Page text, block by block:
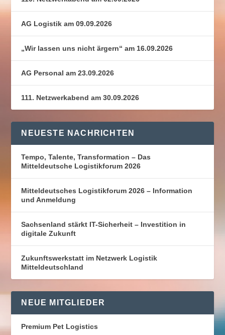
AG Logistik am 09.09.2026
„Wir lassen uns nicht ärgern“ am 16.09.2026
AG Personal am 23.09.2026
111. Netzwerkabend am 30.09.2026
NEUESTE NACHRICHTEN
Tempo, Talente, Transformation – Das
Mitteldeutsche Logistikforum 2026
Mitteldeutsches Logistikforum 2026 – Information
und Anmeldung
Sachsenland stärkt IT-Sicherheit – Investition in
digitale Zukunft
Zukunftswerkstatt im Netzwerk Logistik
Mitteldeutschland
NEUE MITGLIEDER
Premium Pet Logistics